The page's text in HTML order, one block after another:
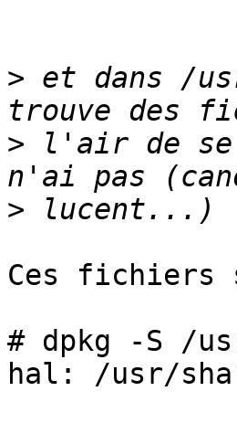
> et dans /
> l'air de se
>
Ces fichiers
# dpkg -S /
hal: /usr/